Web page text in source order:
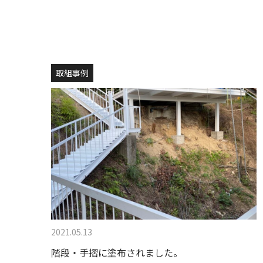
取組事例
2021.05.13
階段・手摺に塗布されました。